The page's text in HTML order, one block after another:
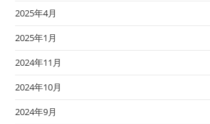
2025年4月
2025年1月
2024年11月
2024年10月
2024年9月